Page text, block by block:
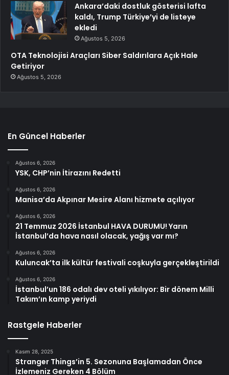
Ankara’daki dostluk gösterisi lafta
kaldı, Trump Türkiye’yi de listeye
ekledi
Ağustos 5, 2026
OTA Teknolojisi Araçları Siber Saldırılara Açık Hale
Getiriyor
Ağustos 5, 2026
En Güncel Haberler
Ağustos 6, 2026
YSK, CHP’nin İtirazını Redetti
Ağustos 6, 2026
Manisa’da Akpınar Mesire Alanı hizmete açılıyor
Ağustos 6, 2026
21 Temmuz 2026 İstanbul HAVA DURUMU! Yarın
İstanbul’da hava nasıl olacak, yağış var mı?
Ağustos 6, 2026
Kuluncak’ta ilk kültür festivali coşkuyla gerçekleştirildi
Ağustos 6, 2026
İstanbul’un 186 odalı dev oteli yıkılıyor: Bir dönem Milli
Takım’ın kamp yeriydi
Rastgele Haberler
Kasım 28, 2025
Stranger Things’in 5. Sezonuna Başlamadan Önce
İzlemeniz Gereken 4 Bölüm